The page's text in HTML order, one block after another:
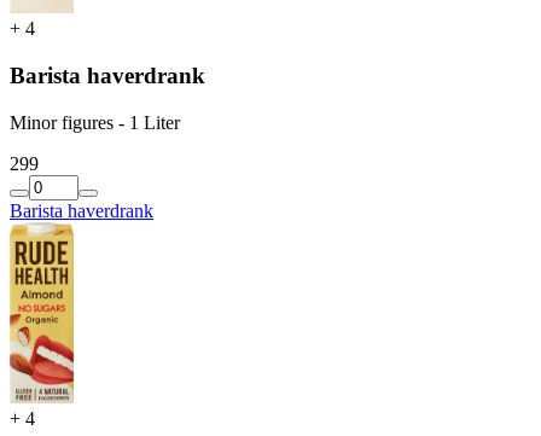
+ 4
Barista haverdrank
Minor figures - 1 Liter
299
Barista haverdrank
+ 4